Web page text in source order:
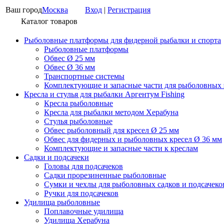
Ваш городМосква Вход | Регистрация
Каталог товаров
Рыболовные платформы для фидерной рыбалки и спорта
Рыболовные платформы
Обвес Ø 25 мм
Обвес Ø 36 мм
Транспортные системы
Комплектующие и запасные части для рыболовных
Кресла и стулья для рыбалки Аргентум Fishing
Кресла рыболовные
Кресла для рыбалки методом Херабуна
Стулья рыболовные
Обвес рыболовный для кресел Ø 25 мм
Обвес для фидерных и рыболовных кресел Ø 36 мм
Комплектующие и запасные части к креслам
Садки и подсачеки
Головы для подсачеков
Садки прорезиненные рыболовные
Сумки и чехлы для рыболовных садков и
Ручки для подсачеков
Удилища рыболовные
Поплавочные удилища
Удилища Херабуна